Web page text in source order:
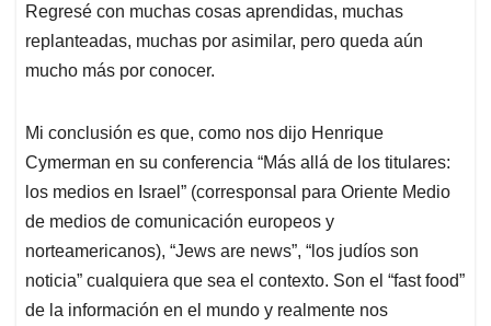
Regresé con muchas cosas aprendidas, muchas
replanteadas, muchas por asimilar, pero queda aún
mucho más por conocer.
Mi conclusión es que, como nos dijo Henrique
Cymerman en su conferencia “Más allá de los titulares:
los medios en Israel” (corresponsal para Oriente Medio
de medios de comunicación europeos y
norteamericanos), “Jews are news”, “los judíos son
noticia” cualquiera que sea el contexto. Son el “fast food”
de la información en el mundo y realmente nos